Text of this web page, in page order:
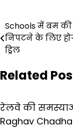
Post
navigation
Schools में बम
निपटने के लिए
ड्रिल
Related
रेलवे की
Raghav